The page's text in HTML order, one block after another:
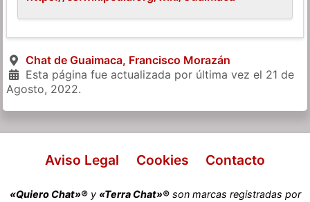
Chat de Guaimaca, Francisco Morazán
Esta página fue actualizada por última vez el 21 de
Agosto, 2022.
Aviso Legal Cookies Contacto
«Quiero Chat»®y «Terra Chat»®son marcas registradas por